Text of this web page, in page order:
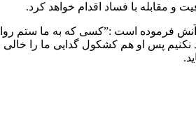
فرموده است :”کسی که به ما ستم
پس او هم کشکول گدایی ما را